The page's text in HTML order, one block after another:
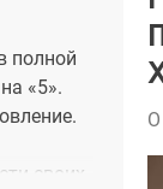
полной
«5».
своих